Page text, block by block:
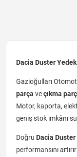
Dacia Duster
Gazioğulları
parça veçıkma
Motor, kaporta,
geniş stok imkânı
Doğru Dacia
performansını